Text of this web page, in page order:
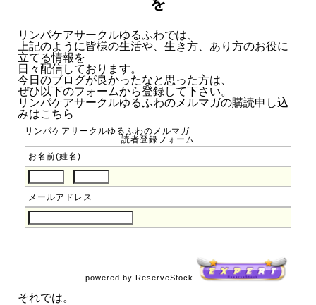
リンパケアサークルゆるふわでは、
上記のように皆様の生活や、生き方、あり方のお役に
立てる情報を
日々配信しております。
今日のブログが良かったなと思った方は、
ぜひ以下のフォームから登録して下さい。
リンパケアサークルゆるふわのメルマガの購読申し込
みはこちら
リンパケアサークルゆるふわのメルマガ
読者登録フォーム
お名前(姓名)
メールアドレス
powered by ReserveStock
それでは。